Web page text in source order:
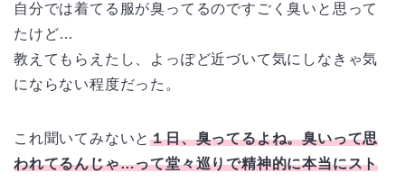
自分では着てる服が臭ってるのですごく臭いと思って
たけど…
教えてもらえたし、よっぽど近づいて気にしなきゃ気
にならない程度だった。
これ聞いてみないと１日、臭ってるよね。臭いって思
われてるんじゃ…って堂々巡りで精神的に本当にスト